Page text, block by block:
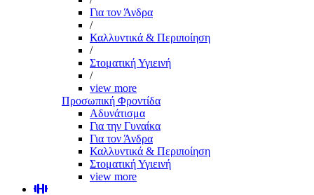
Για τον Άνδρα
/
Καλλυντικά & Περιποίηση
/
Στοματική Υγιεινή
/
view more
Προσωπική Φροντίδα
Αδυνάτισμα
Για την Γυναίκα
Για τον Άνδρα
Καλλυντικά & Περιποίηση
Στοματική Υγιεινή
view more